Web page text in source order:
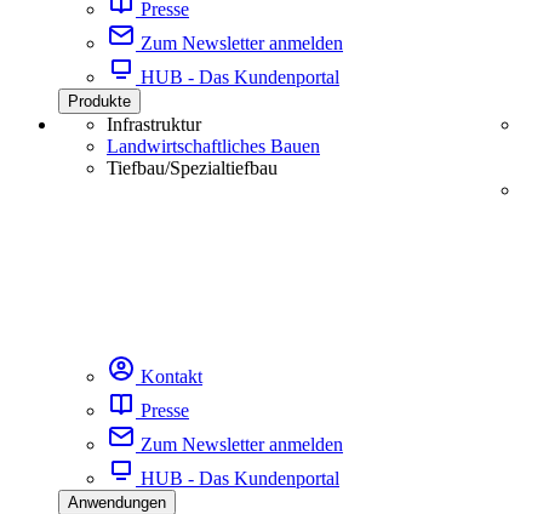
Presse
Zum Newsletter anmelden
HUB - Das Kundenportal
Produkte
Infrastruktur
Landwirtschaftliches Bauen
Tiefbau/Spezialtiefbau
Kontakt
Presse
Zum Newsletter anmelden
HUB - Das Kundenportal
Anwendungen